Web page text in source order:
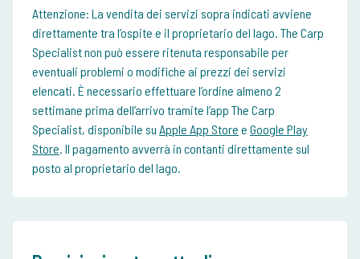
Attenzione: La vendita dei servizi sopra indicati avviene
direttamente tra l’ospite e il proprietario del lago. The Carp
Specialist non può essere ritenuta responsabile per
eventuali problemi o modifiche ai prezzi dei servizi
elencati. È necessario effettuare l’ordine almeno 2
settimane prima dell’arrivo tramite l’app The Carp
Specialist, disponibile su Apple App Store e Google Play
Store. Il pagamento avverrà in contanti direttamente sul
posto al proprietario del lago.